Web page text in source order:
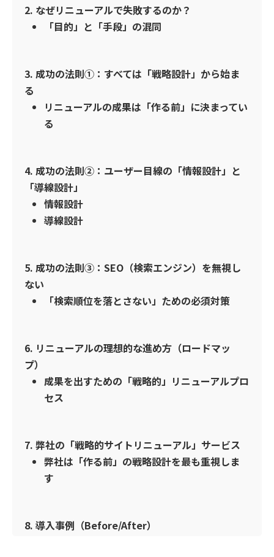
2. なぜリニューアルで失敗するのか？
「目的」と「手段」の混同
3. 成功の法則①：すべては「戦略設計」から始ま
る
リニューアルの成果は「作る前」に決まってい
る
4. 成功の法則②：ユーザー目線の「情報設計」と
「導線設計」
情報設計
導線設計
5. 成功の法則③：SEO（検索エンジン）を無視し
ない
「検索順位を落とさない」ための必須対策
6. リニューアルの理想的な進め方（ロードマッ
プ）
成果を出すための「戦略的」リニューアルプロ
セス
7. 弊社の「戦略的サイトリニューアル」サービス
弊社は「作る前」の戦略設計を最も重視しま
す
8. 導入事例（Before/After）